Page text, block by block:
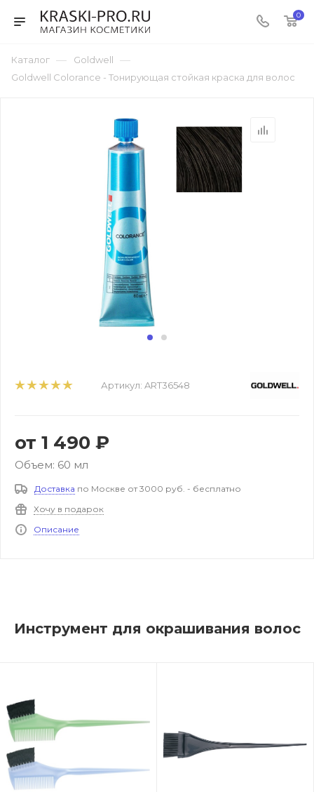
0
Каталог — Goldwell —
Goldwell Colorance - Тонирующая стойкая краска для волос
Артикул: ART36548
от 1 490 ₽
Объем: 60 мл
Доставка по Москве от 3000 руб. - бесплатно
Хочу в подарок
Описание
Инструмент для окрашивания волос